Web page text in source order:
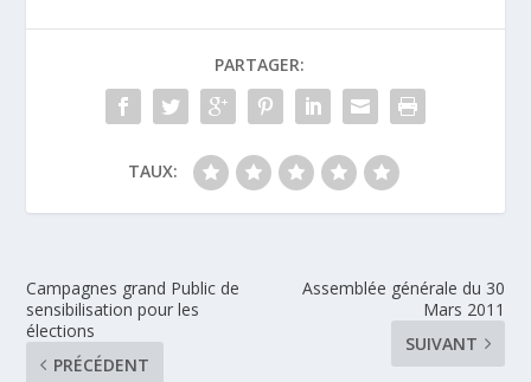
PARTAGER:
TAUX:
Campagnes grand Public de
sensibilisation pour les
élections
PRÉCÉDENT
Assemblée générale du 30
Mars 2011
SUIVANT